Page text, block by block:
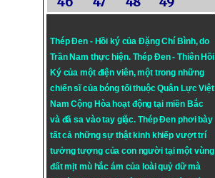
Thép Đen - Hồi ký của Đặng Chí Bình, do
Trần Nam thực hiện. Thép Đen- Thiên Hồi
Ký của một điện viên, một trong những
chiến sĩ của bóng tối thuộc Quân Lực Việt
Nam Cộng Hòa hoạt động tại miền Bắc
và đã sa vào tay giặc. Thép Đen phơi bày
tất cả những sự thật kinh khiếp vượt trí
tưởng tượng của con người tại một vùng
đất mịt mù hắc ám của loài quỷ dữ mà